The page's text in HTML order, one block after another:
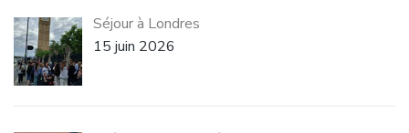
Séjour à Londres
15 juin 2026